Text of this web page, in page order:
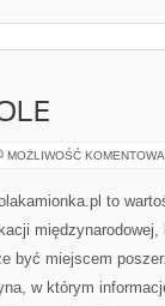
MOŻLIWOŚĆ
to
być miejscem
w którym